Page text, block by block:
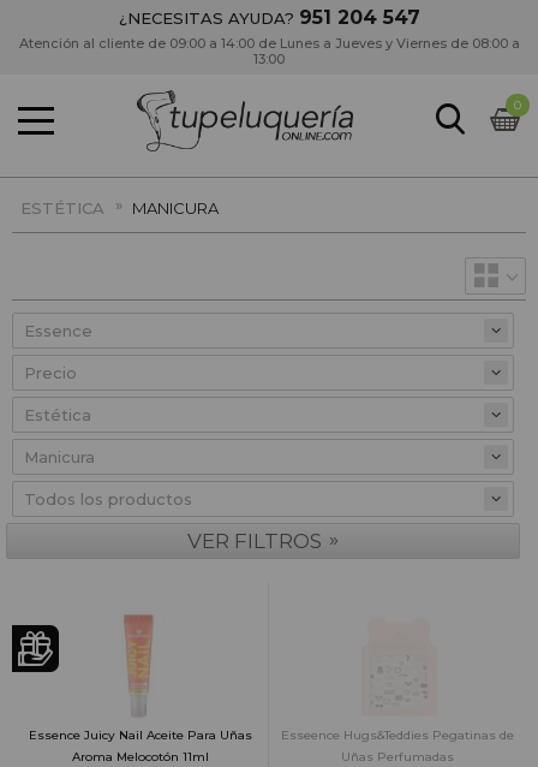
¿NECESITAS AYUDA? 951 204 547
Atención al cliente de 09:00 a 14:00 de Lunes a Jueves y Viernes de 08:00 a
13:00
0
ESTÉTICA » MANICURA
Precio
VER FILTROS »
Essence Juicy Nail Aceite Para Uñas
Aroma Melocotón 11ml
Esseence Hugs&Teddies Pegatinas de
Uñas Perfumadas